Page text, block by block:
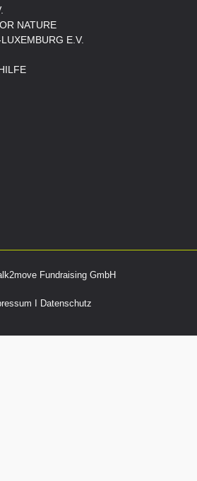
NATURE
E.V.
Fundraising GmbH
Datenschutz